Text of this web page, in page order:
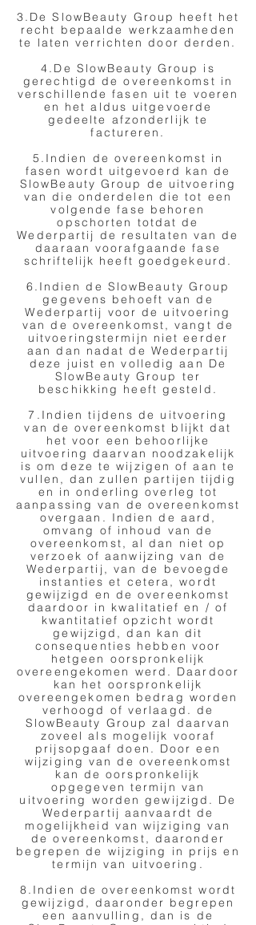
3.De SlowBeauty Group heeft het
recht bepaalde werkzaamheden
te laten verrichten door derden.
4.De SlowBeauty Group is
gerechtigd de overeenkomst in
verschillende fasen uit te voeren
en het aldus uitgevoerde
gedeelte afzonderlijk te
factureren.
5.Indien de overeenkomst in
fasen wordt uitgevoerd kan de
SlowBeauty Group de uitvoering
van die onderdelen die tot een
volgende fase behoren
opschorten totdat de
Wederpartij de resultaten van de
daaraan voorafgaande fase
schriftelijk heeft goedgekeurd.
6.Indien de SlowBeauty Group
gegevens behoeft van de
Wederpartij voor de uitvoering
van de overeenkomst, vangt de
uitvoeringstermijn niet eerder
aan dan nadat de Wederpartij
deze juist en volledig aan De
SlowBeauty Group ter
beschikking heeft gesteld.
7.Indien tijdens de uitvoering
van de overeenkomst blijkt dat
het voor een behoorlijke
uitvoering daarvan noodzakelijk
is om deze te wijzigen of aan te
vullen, dan zullen partijen tijdig
en in onderling overleg tot
aanpassing van de overeenkomst
overgaan. Indien de aard,
omvang of inhoud van de
overeenkomst, al dan niet op
verzoek of aanwijzing van de
Wederpartij, van de bevoegde
instanties et cetera, wordt
gewijzigd en de overeenkomst
daardoor in kwalitatief en / of
kwantitatief opzicht wordt
gewijzigd, dan kan dit
consequenties hebben voor
hetgeen oorspronkelijk
overeengekomen werd. Daardoor
kan het oorspronkelijk
overeengekomen bedrag worden
verhoogd of verlaagd. de
SlowBeauty Group zal daarvan
zoveel als mogelijk vooraf
prijsopgaaf doen. Door een
wijziging van de overeenkomst
kan de oorspronkelijk
opgegeven termijn van
uitvoering worden gewijzigd. De
Wederpartij aanvaardt de
mogelijkheid van wijziging van
de overeenkomst, daaronder
begrepen de wijziging in prijs en
termijn van uitvoering.
8.Indien de overeenkomst wordt
gewijzigd, daaronder begrepen
een aanvulling, dan is de